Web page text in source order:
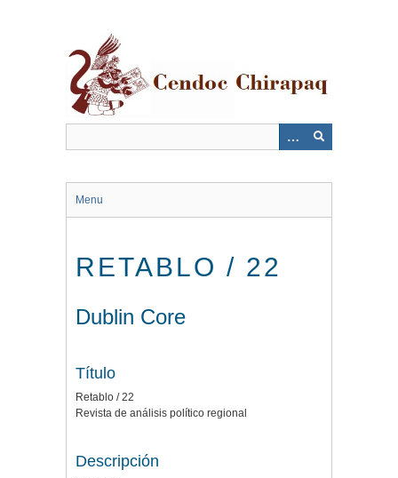
Menu
RETABLO / 22
Dublin Core
Título
Retablo / 22
Revista de análisis político regional
Descripción